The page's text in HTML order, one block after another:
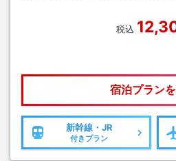
税込
宿泊プラン
新幹線・JR
付きプラン